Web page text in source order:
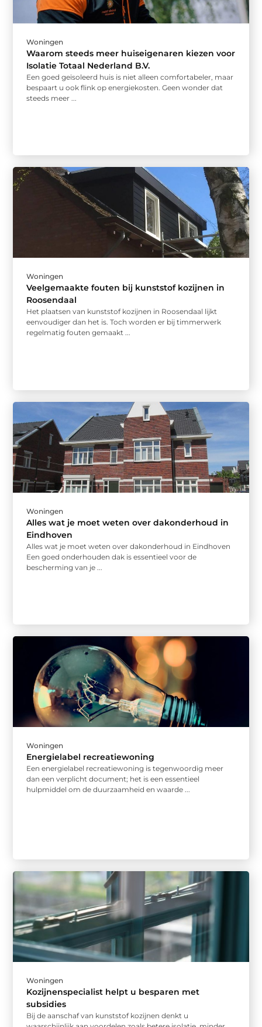
Woningen
Waarom steeds meer huiseigenaren kiezen voor
Isolatie Totaal Nederland B.V.
Een goed geïsoleerd huis is niet alleen comfortabeler, maar
bespaart u ook flink op energiekosten. Geen wonder dat
steeds meer ...
Woningen
Veelgemaakte fouten bij kunststof kozijnen in
Roosendaal
Het plaatsen van kunststof kozijnen in Roosendaal lijkt
eenvoudiger dan het is. Toch worden er bij timmerwerk
regelmatig fouten gemaakt ...
Woningen
Alles wat je moet weten over dakonderhoud in
Eindhoven
Alles wat je moet weten over dakonderhoud in Eindhoven
Een goed onderhouden dak is essentieel voor de
bescherming van je ...
Woningen
Energielabel recreatiewoning
Een energielabel recreatiewoning is tegenwoordig meer
dan een verplicht document; het is een essentieel
hulpmiddel om de duurzaamheid en waarde ...
Woningen
Kozijnenspecialist helpt u besparen met
subsidies
Bij de aanschaf van kunststof kozijnen denkt u